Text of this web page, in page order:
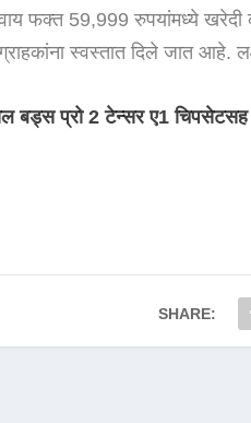
फक्त 59,999 रुपयांमध्ये
स्वस्तात दिले जात आहे.
बड्स प्रो 2 टेन्सर ए1
SHARE: